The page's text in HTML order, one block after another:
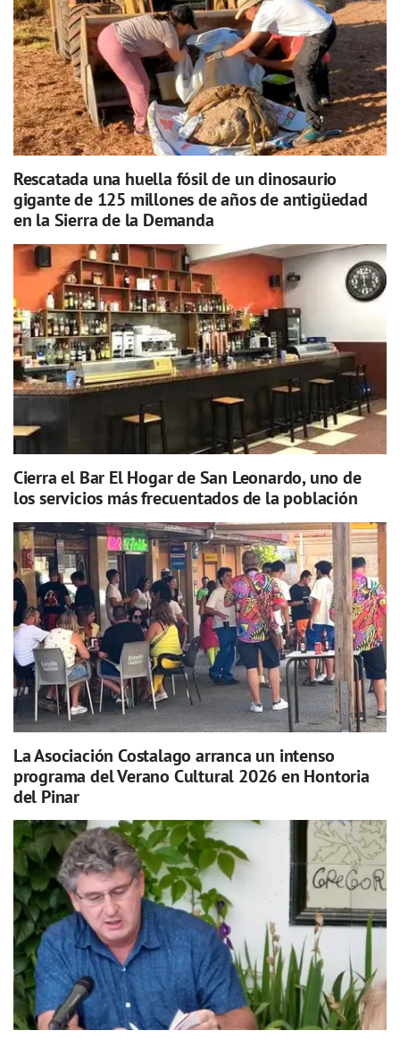
Rescatada una huella fósil de un dinosaurio
gigante de 125 millones de años de antigüedad
en la Sierra de la Demanda
Cierra el Bar El Hogar de San Leonardo, uno de
los servicios más frecuentados de la población
La Asociación Costalago arranca un intenso
programa del Verano Cultural 2026 en Hontoria
del Pinar